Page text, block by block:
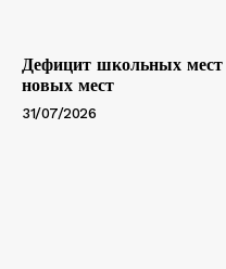
Дефицит школьных мест
новых мест
31/07/2026